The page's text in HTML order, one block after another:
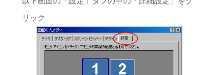
リック